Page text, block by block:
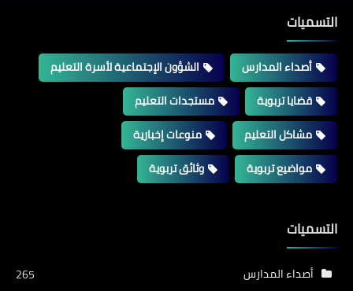
التسميات
أصداء المدارس
الشؤون الإجتماعية لأسرة التعليم
قضايا تربوية
مستجدات التعليم
مشاكل التعليم
منوعات إخبارية
مواضيع تربوية
وثائق تربوية
التسميات
أصداء المدارس
265